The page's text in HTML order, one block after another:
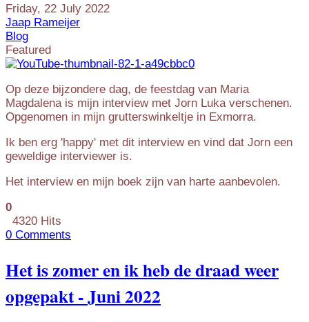
Friday, 22 July 2022
Jaap Rameijer
Blog
Featured
Op deze bijzondere dag, de feestdag van Maria
Magdalena is mijn interview met Jorn Luka verschenen.
Opgenomen in mijn grutterswinkeltje in Exmorra.
Ik ben erg 'happy' met dit interview en vind dat Jorn een
geweldige interviewer is.
Het interview en mijn boek zijn van harte aanbevolen.
0
4320 Hits
0 Comments
Het is zomer en ik heb de draad weer
opgepakt - Juni 2022